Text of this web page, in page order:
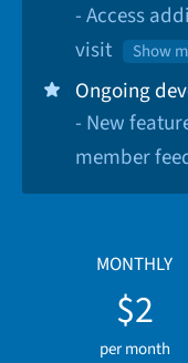
- Access
visit
Show
Ongoing
- New
member
MONTHLY
$2
per month